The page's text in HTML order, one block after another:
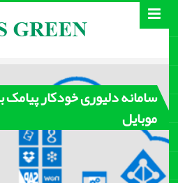
سامانه دلیوری خودکار پیامک به
موبایل